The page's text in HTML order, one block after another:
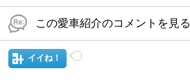
この愛車紹介のコメントを見る
イイね！